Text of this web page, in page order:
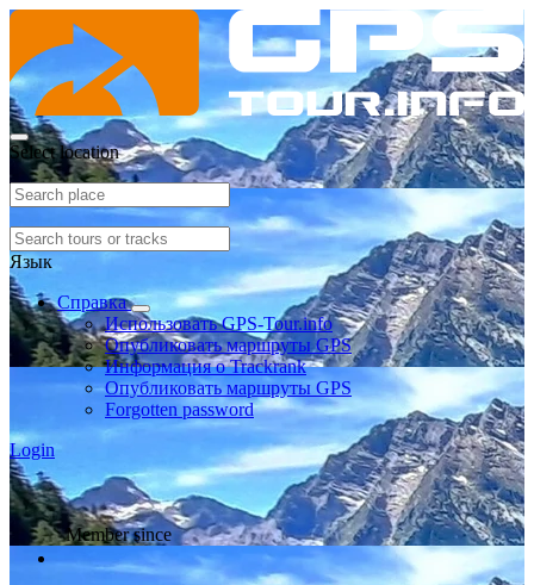
Select location
Язык
Справка
Использовать GPS-Tour.info
Опубликовать маршруты GPS
Информация о Trackrank
Опубликовать маршруты GPS
Forgotten password
Login
Member since